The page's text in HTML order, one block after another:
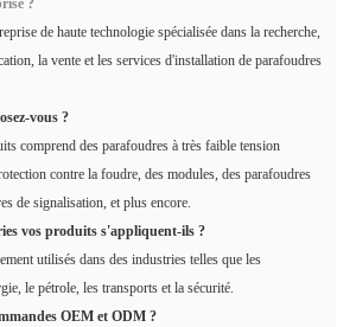
contact de
125 Vac / 1 A, 125 Vdc A / 0.2
de la
-40℃…+80℃
Humidité relative ≤ 95% (max 40℃)
?
de haute technologie spécialisée dans la recherche,
la vente et les services d'installation de parafoudres
vous ?
comprend des parafoudres à très faible tension
contre la foudre, des modules, des parafoudres
de signalisation, et plus encore.
vos produits s'appliquent-ils ?
utilisés dans des industries telles que les
le pétrole, les transports et la sécurité.
OEM et ODM ?